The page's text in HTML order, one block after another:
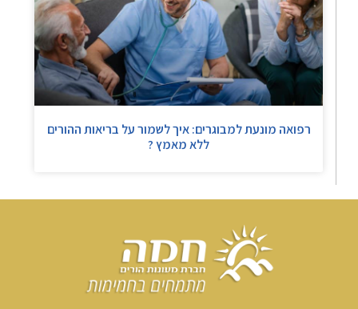
רפואה מונעת למבוגרים: איך לשמור על בריאות ההורים
ללא מאמץ ?